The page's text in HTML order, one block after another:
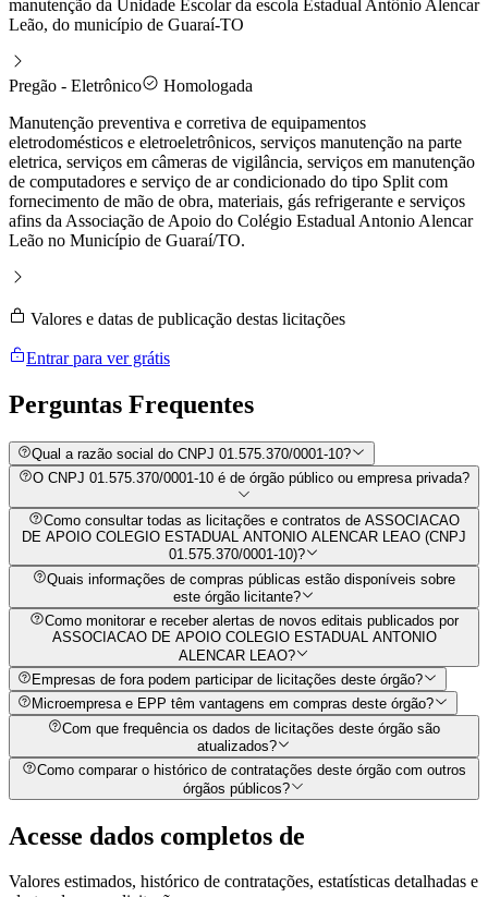
manutenção da Unidade Escolar da escola Estadual Antônio Alencar
Leão, do município de Guaraí-TO
Pregão - Eletrônico
Homologada
Manutenção preventiva e corretiva de equipamentos
eletrodomésticos e eletroeletrônicos, serviços manutenção na parte
eletrica, serviços em câmeras de vigilância, serviços em manutenção
de computadores e serviço de ar condicionado do tipo Split com
fornecimento de mão de obra, materiais, gás refrigerante e serviços
afins da Associação de Apoio do Colégio Estadual Antonio Alencar
Leão no Município de Guaraí/TO.
Valores e datas de publicação destas licitações
Entrar para ver grátis
Perguntas Frequentes
Qual a razão social do CNPJ 01.575.370/0001-10?
O CNPJ 01.575.370/0001-10 é de órgão público ou empresa privada?
Como consultar todas as licitações e contratos de ASSOCIACAO
DE APOIO COLEGIO ESTADUAL ANTONIO ALENCAR LEAO (CNPJ
01.575.370/0001-10)?
Quais informações de compras públicas estão disponíveis sobre
este órgão licitante?
Como monitorar e receber alertas de novos editais publicados por
ASSOCIACAO DE APOIO COLEGIO ESTADUAL ANTONIO
ALENCAR LEAO?
Empresas de fora podem participar de licitações deste órgão?
Microempresa e EPP têm vantagens em compras deste órgão?
Com que frequência os dados de licitações deste órgão são
atualizados?
Como comparar o histórico de contratações deste órgão com outros
órgãos públicos?
Acesse dados completos de
Valores estimados, histórico de contratações, estatísticas detalhadas e